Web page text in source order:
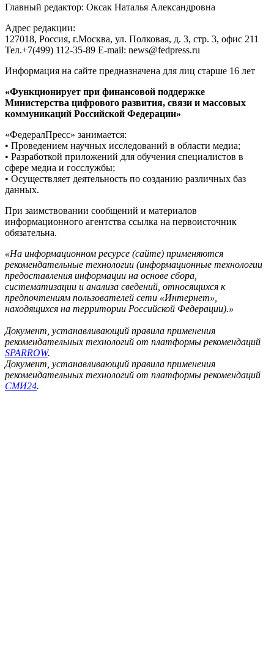
Главный редактор: Оксак Наталья Александровна
Адрес редакции:
127018, Россия, г.Москва, ул. Полковая, д. 3, стр. 3, офис 211
Тел.+7(499) 112-35-89 E-mail: news@fedpress.ru
Информация на сайте предназначена для лиц старше 16 лет
«Функционирует при финансовой поддержке
Министерства цифрового развития, связи и массовых
коммуникаций Российской Федерации»
«ФедералПресс» занимается:
• Проведением научных исследований в области медиа;
• Разработкой приложений для обучения специалистов в
сфере медиа и госслужбы;
• Осуществляет деятельность по созданию различных баз
данных.
При заимствовании сообщений и материалов
информационного агентства ссылка на первоисточник
обязательна.
«На информационном ресурсе (сайте) применяются
рекомендательные технологии (информационные технологии
предоставления информации на основе сбора,
систематизации и анализа сведений, относящихся к
предпочтениям пользователей сети «Интернет»,
находящихся на территории Российской Федерации).»
Документ, устанавливающий правила применения
рекомендательных технологий от платформы рекомендаций
SPARROW.
Документ, устанавливающий правила применения
рекомендательных технологий от платформы рекомендаций
СМИ24.